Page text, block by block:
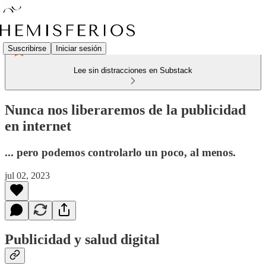
Suscribirse Iniciar sesión
Lee sin distracciones en Substack
Nunca nos liberaremos de la publicidad
en internet
... pero podemos controlarlo un poco, al menos.
jul 02, 2023
Publicidad y salud digital